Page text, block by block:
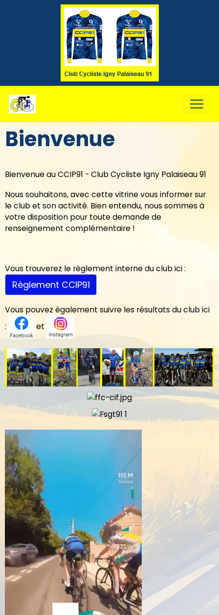
Bienvenue
Bienvenue au CCIP91 - Club Cycliste Igny Palaiseau 91
Nous souhaitons, avec cette vitrine vous informer sur
le club et son activité. Bien entendu, nous sommes à
votre disposition pour toute demande de
renseignement complémentaire !
Vous trouverez le règlement interne du club ici :
Règlement CCIP91
Vous pouvez également suivre les résultats du club ici
:
et